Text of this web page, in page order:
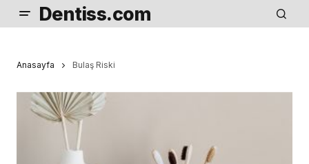
Dentiss.com
Anasayfa Bulaş Riski